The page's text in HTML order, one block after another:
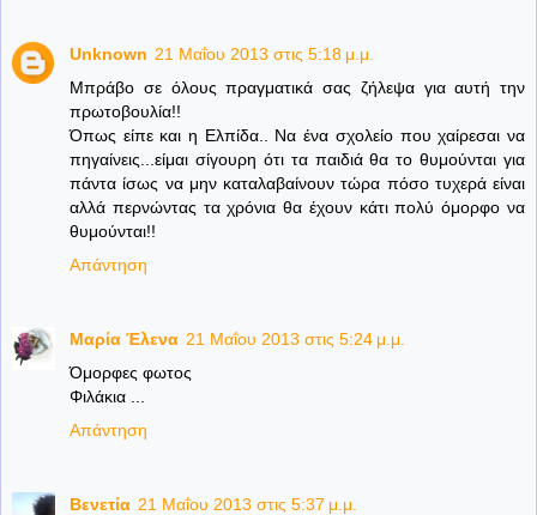
Unknown 21 Μαΐου 2013 στις 5:18 μ.μ.
Μπράβο σε όλους πραγματικά σας ζήλεψα για αυτή την
πρωτοβουλία!!
Όπως είπε και η Ελπίδα.. Να ένα σχολείο που χαίρεσαι να
πηγαίνεις...είμαι σίγουρη ότι τα παιδιά θα το θυμούνται για
πάντα ίσως να μην καταλαβαίνουν τώρα πόσο τυχερά είναι
αλλά περνώντας τα χρόνια θα έχουν κάτι πολύ όμορφο να
θυμούνται!!
Απάντηση
Μαρία Έλενα 21 Μαΐου 2013 στις 5:24 μ.μ.
Όμορφες φωτος
Φιλάκια ...
Απάντηση
Βενετία 21 Μαΐου 2013 στις 5:37 μ.μ.